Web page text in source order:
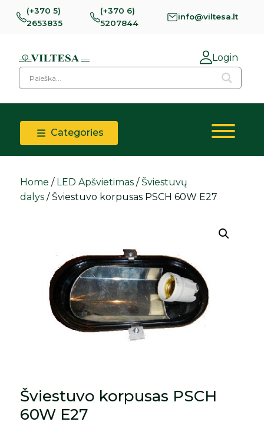
(+370 5)
2653835
(+370 6)
5207844
info@viltesa.lt
Login
Categories
Home / LED Apšvietimas / Šviestuvų
dalys / Šviestuvo korpusas PSCH 60W E27
Šviestuvo korpusas PSCH
60W E27